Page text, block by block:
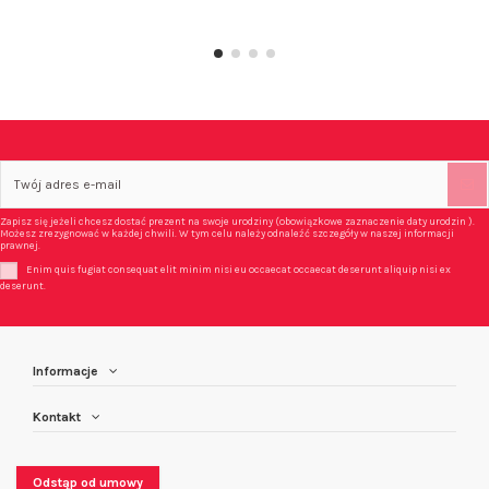
Zapisz się jeżeli chcesz dostać prezent na swoje urodziny (obowiązkowe zaznaczenie daty urodzin ).
Możesz zrezygnować w każdej chwili. W tym celu należy odnaleźć szczegóły w naszej informacji
prawnej.
Enim quis fugiat consequat elit minim nisi eu occaecat occaecat deserunt aliquip nisi ex
deserunt.
Informacje
Kontakt
Odstąp od umowy